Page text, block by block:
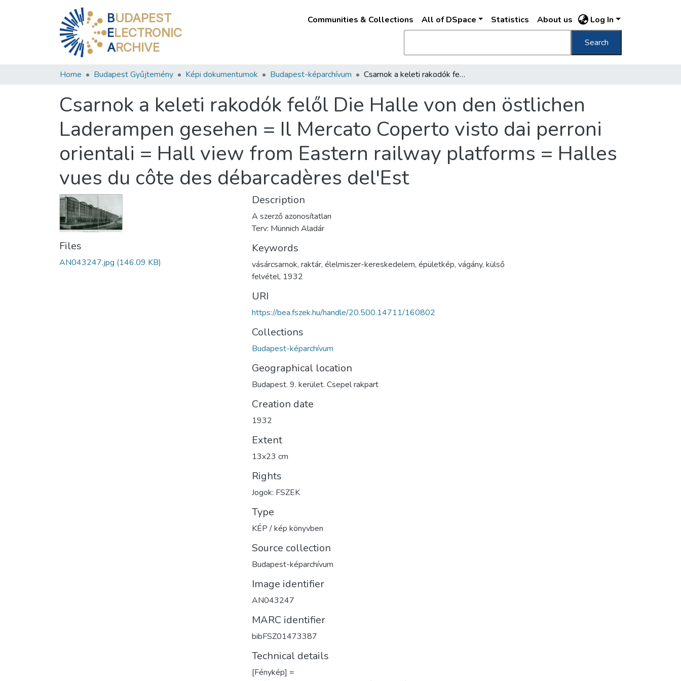
BUDAPEST
ELECTRONIC
ARCHIVE
Communities & Collections All of DSpace Statistics About us Log In
Search
Home Budapest Gyűjtemény Képi dokumentumok Budapest-képarchívum Csarnok a keleti rakodók felől Die Halle von den östlichen Laderampen gesehen = Il Mercato Coperto visto dai perroni orientali = Hall view from Eastern railway platforms = Halles vues du côte des débarcadères del'Est
Csarnok a keleti rakodók felől Die Halle von den östlichen
Laderampen gesehen = Il Mercato Coperto visto dai perroni
orientali = Hall view from Eastern railway platforms = Halles
vues du côte des débarcadères del'Est
Files
AN043247.jpg (146.09 KB)
Description
A szerző azonosítatlan
Terv: Münnich Aladár
Keywords
vásárcsarnok, raktár, élelmiszer-kereskedelem, épületkép, vágány, külső
felvétel, 1932
URI
https://bea.fszek.hu/handle/20.500.14711/160802
Collections
Budapest-képarchívum
Geographical location
Budapest. 9. kerület. Csepel rakpart
Creation date
1932
Extent
13x23 cm
Rights
Jogok: FSZEK
Type
KÉP / kép könyvben
Source collection
Budapest-képarchívum
Image identifier
AN043247
MARC identifier
bibFSZ01473387
Technical details
[Fénykép] =